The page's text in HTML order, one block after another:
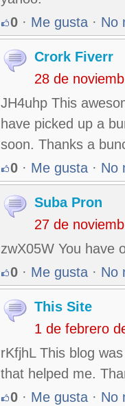
0 · Me gusta · No
Crork Fiverr
28 de
JH4uhp This
have picked up a
soon. Thanks a
0 · Me gusta · No
Suba Pron
27 de
zwX05W You have
0 · Me gusta · No
This Site
1 de febrero
rKfjhL This blog
that helped me.
0 · Me gusta · No